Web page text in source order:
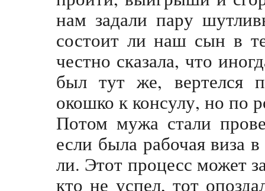
нам задали пару
состоит ли наш сын в
честно сказала, что
был тут же, вертелся
окошко к консулу, но по
Потом мужа стали
если была рабочая виза
ли. Этот процесс может
кто не успел, тот